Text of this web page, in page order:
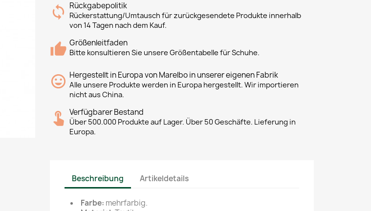
Rückgabepolitik
Rückerstattung/Umtausch für zurückgesendete Produkte innerhalb
von 14 Tagen nach dem Kauf.
Größenleitfaden
Bitte konsultieren Sie unsere Größentabelle für Schuhe.
Hergestellt in Europa von Marelbo in unserer eigenen Fabrik
Alle unsere Produkte werden in Europa hergestellt. Wir importieren
nicht aus China.
Verfügbarer Bestand
Über 500.000 Produkte auf Lager. Über 50 Geschäfte. Lieferung in
Europa.
Beschreibung Artikeldetails
Farbe: mehrfarbig.